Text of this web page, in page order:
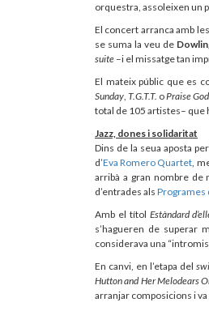
orquestra, assoleixen un
El concert arranca amb
se suma la veu de
suite –i el missatge tan
El mateix públic que es
Sunday,T.G.T.T. oPraise
total de 105 artistes– que
Jazz, dones i solidaritat
Dins de la seua aposta
d’Eva Romero Quartet,
arribà a gran nombre de
d’entrades als Programes
Amb el títol Estàndard
s’hagueren de superar
considerava una
En canvi, en l’etapa del
Hutton and Her Melodears
arranjar composicions i